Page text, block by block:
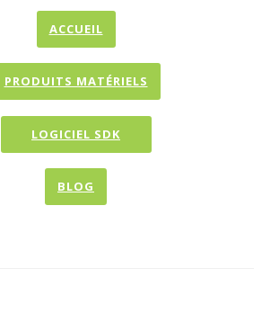
ACCUEIL
PRODUITS MATÉRIELS
LOGICIEL SDK
BLOG